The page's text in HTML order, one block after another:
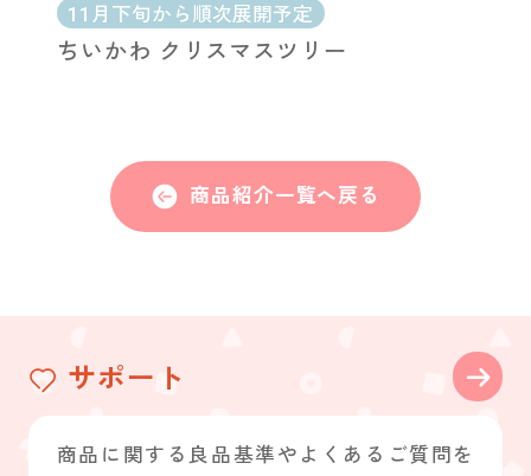
11月下旬から順次展開予定
ちいかわ クリスマスツリー
商品紹介一覧へ戻る
サポート
商品に関する良品基準やよくあるご質問を